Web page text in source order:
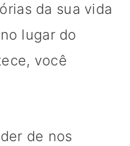
da sua vida
lugar do
você
de nos